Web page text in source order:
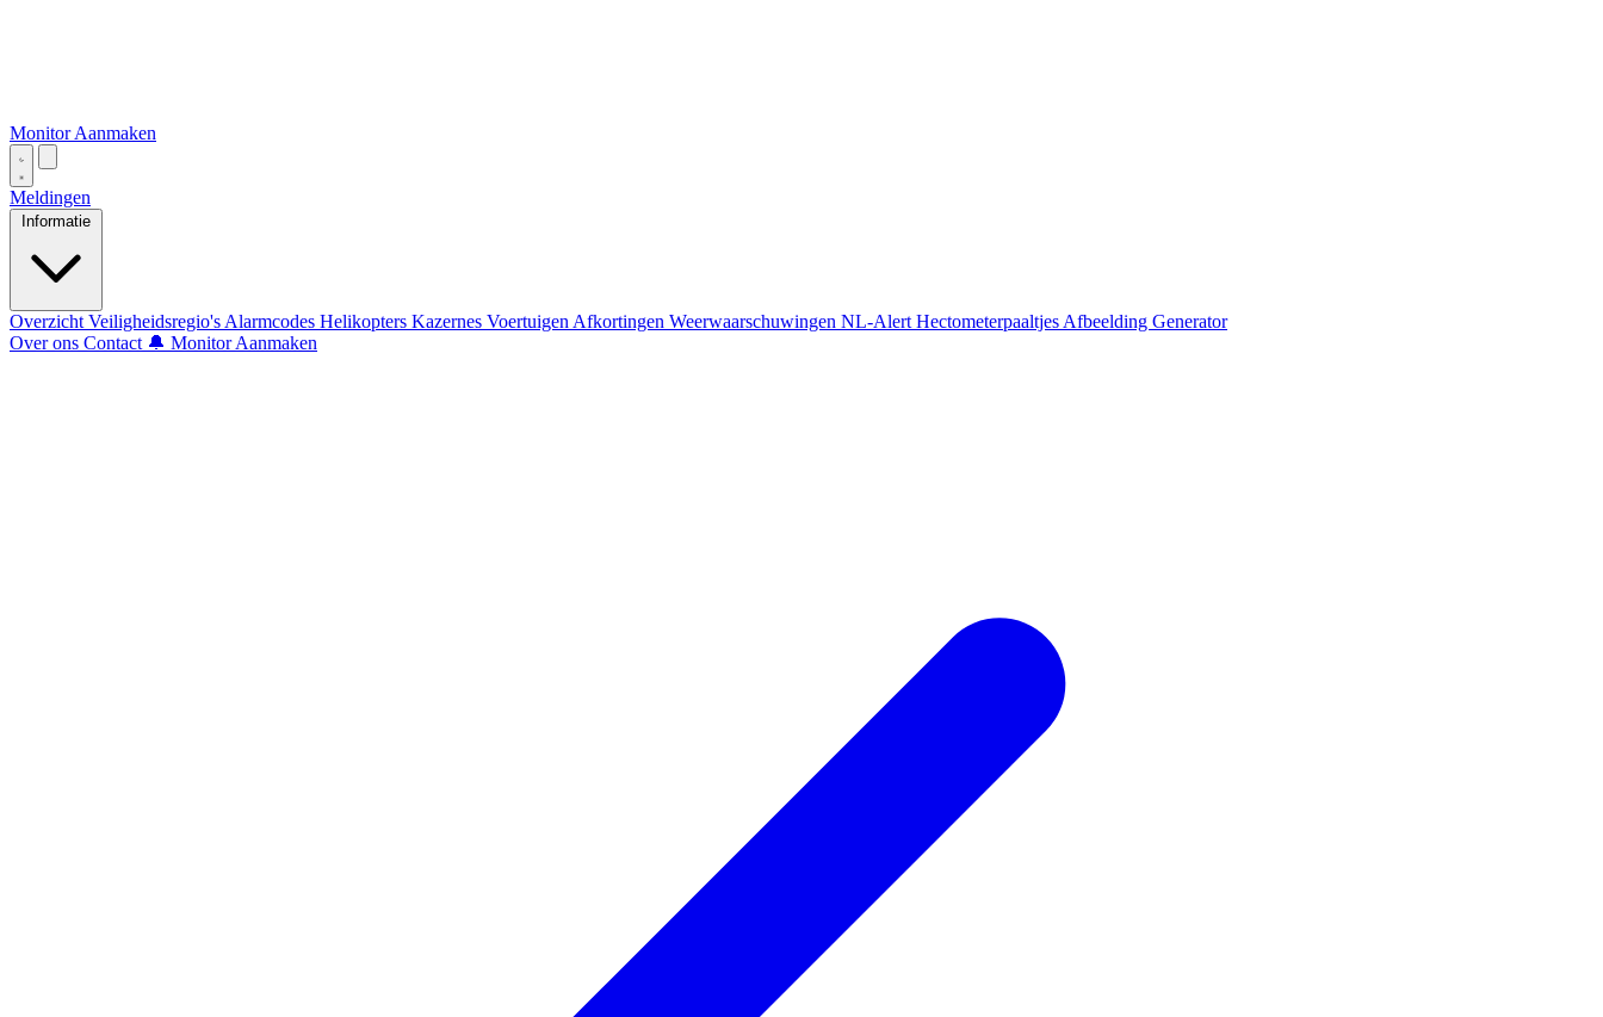
Monitor Aanmaken
Meldingen
Informatie
Overzicht Veiligheidsregio's Alarmcodes Helikopters Kazernes Voertuigen Afkortingen Weerwaarschuwingen NL-Alert Hectometerpaaltjes Afbeelding Generator
Over ons Contact 🔔 Monitor Aanmaken